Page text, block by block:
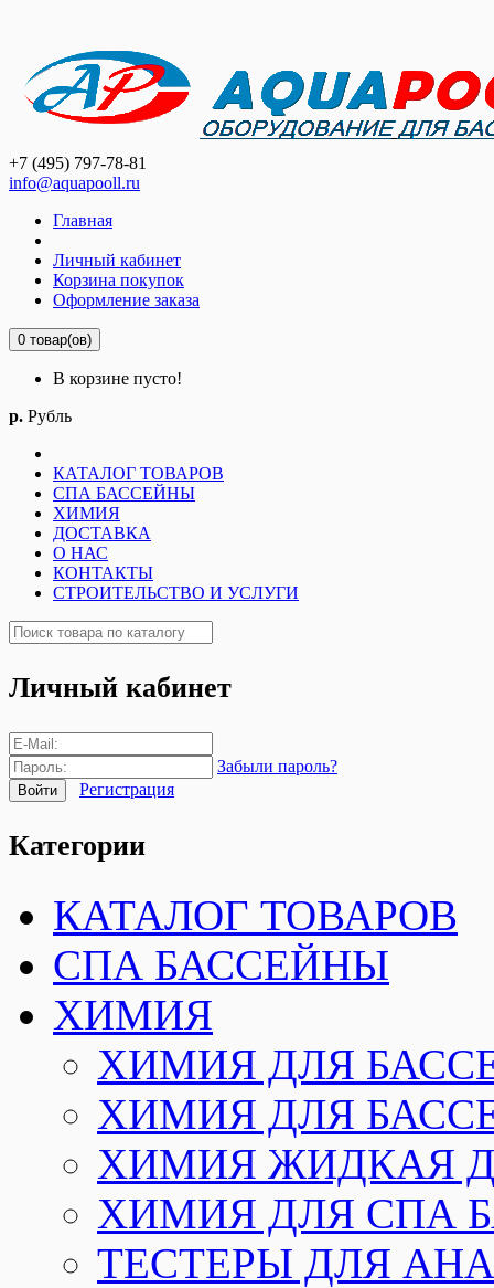
+7 (495) 797-78-81
info@aquapooll.ru
Главная
Личный кабинет
Корзина покупок
Оформление заказа
0 товар(ов)
В корзине пусто!
р. Рубль
КАТАЛОГ ТОВАРОВ
СПА БАССЕЙНЫ
ХИМИЯ
ДОСТАВКА
О НАС
КОНТАКТЫ
СТРОИТЕЛЬСТВО И УСЛУГИ
Личный кабинет
Забыли пароль?
Регистрация
Категории
КАТАЛОГ ТОВАРОВ
СПА БАССЕЙНЫ
ХИМИЯ
ХИМИЯ ДЛЯ
ХИМИЯ ДЛЯ
ХИМИЯ ЖИДКАЯ
ХИМИЯ ДЛЯ СПА
ТЕСТЕРЫ ДЛЯ